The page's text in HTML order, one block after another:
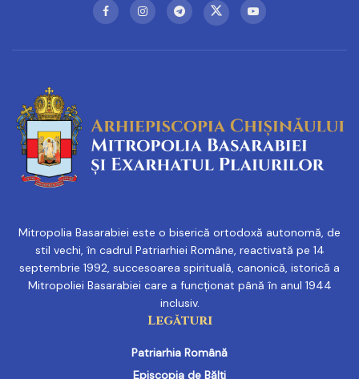
Mitropolia Basarabiei este o biserică ortodoxă autonomă, de
stil vechi, în cadrul Patriarhiei Române, reactivată pe 14
septembrie 1992, succesoarea spirituală, canonică, istorică a
Mitropoliei Basarabiei care a funcționat până în anul 1944
inclusiv.
Legături
Patriarhia Română
Episcopia de Bălți